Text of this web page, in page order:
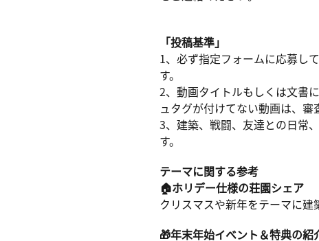
「投稿基準」
1、必ず指定フォームに応募し
す。
2、動画タイトルもしくは文書
ュタグが付けてない動画は、審
3、建築、戦闘、友達との日常
す。
テーマに関する参考
🏠ホリデー仕様の荘園シェア
クリスマスや新年をテーマに建
🎁年末年始イベント＆特典の紹